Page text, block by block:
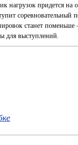
нагрузок придется на
соревновательный
станет
для выступлений.